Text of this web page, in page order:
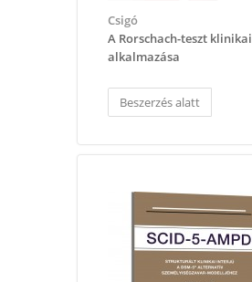
Csigó
A Rorschach-teszt klinikai
alkalmazása
Beszerzés alatt